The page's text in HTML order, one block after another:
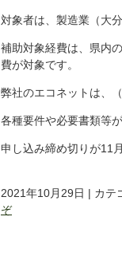
対象者は、製造業（大
補助対象経費は、県内
費が対象です。
弊社のエコネットは、
各種要件や必要書類等
申し込み締め切りが11
2021年10月29日 | カテ
ぞ